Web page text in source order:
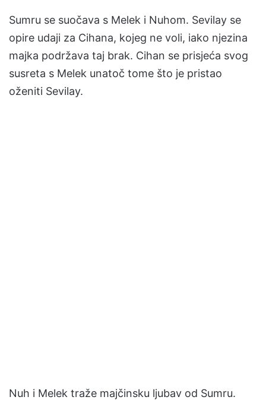
Sumru se suočava s Melek i Nuhom. Sevilay se
opire udaji za Cihana, kojeg ne voli, iako njezina
majka podržava taj brak. Cihan se prisjeća svog
susreta s Melek unatoč tome što je pristao
oženiti Sevilay.
Nuh i Melek traže majčinsku ljubav od Sumru.